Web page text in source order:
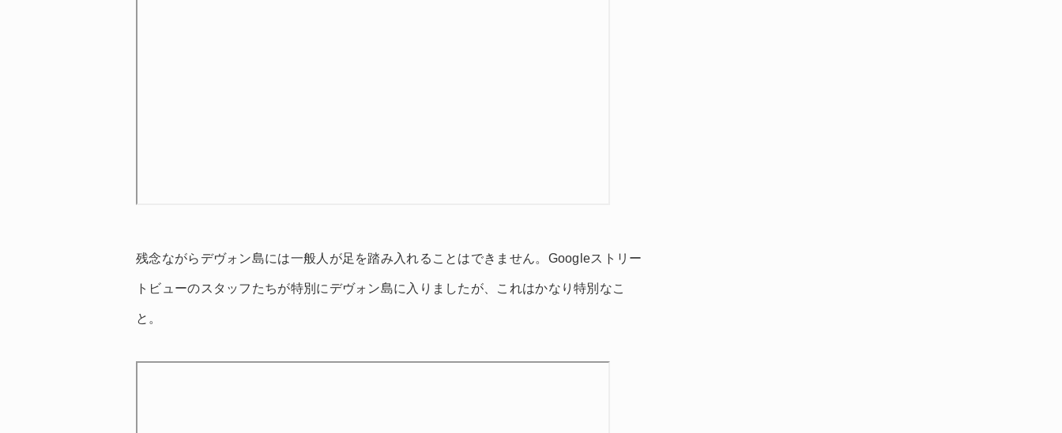
残念ながらデヴォン島には一般人が足を踏み入れることはできません。Googleストリー
トビューのスタッフたちが特別にデヴォン島に入りましたが、これはかなり特別なこ
と。